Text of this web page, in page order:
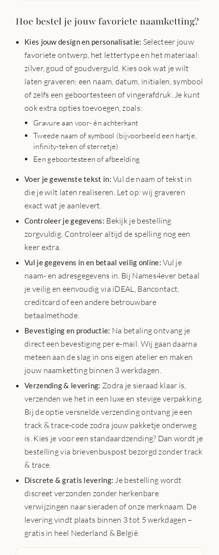
Hoe bestel je jouw favoriete naamketting?
Kies jouw design en personalisatie: Selecteer jouw
favoriete ontwerp, het lettertype en het materiaal:
zilver, goud of goudverguld. Kies ook wat je wilt
laten graveren: een naam, datum, initialen, symbool
of zelfs een geboortesteen of vingerafdruk. Je kunt
ook extra opties toevoegen, zoals:
Gravure aan voor- én achterkant
Tweede naam of symbool (bijvoorbeeld een hartje,
infinity-teken of sterretje)
Een geboortesteen of afbeelding
Voer je gewenste tekst in: Vul de naam of tekst in
die je wilt laten realiseren. Let op: wij graveren
exact wat je aanlevert.
Controleer je gegevens: Bekijk je bestelling
zorgvuldig. Controleer altijd de spelling nog een
keer extra.
Vul je gegevens in en betaal veilig online: Vul je
naam- en adresgegevens in. Bij Names4ever betaal
je veilig en eenvoudig via iDEAL, Bancontact,
creditcard of een andere betrouwbare
betaalmethode.
Bevestiging en productie: Na betaling ontvang je
direct een bevestiging per e-mail. Wij gaan daarna
meteen aan de slag in ons eigen atelier en maken
jouw naamketting binnen 3 werkdagen.
Verzending & levering: Zodra je sieraad klaar is,
verzenden we het in een luxe en stevige verpakking.
Bij de optie versnelde verzending ontvang je een
track & trace-code zodra jouw pakketje onderweg
is. Kies je voor een standaardzending? Dan wordt je
bestelling via brievenbuspost bezorgd zonder track
& trace.
Discrete & gratis levering: Je bestelling wordt
discreet verzonden zonder herkenbare
verwijzingen naar sieraden of onze merknaam. De
levering vindt plaats binnen 3 tot 5 werkdagen –
gratis in heel Nederland & België.